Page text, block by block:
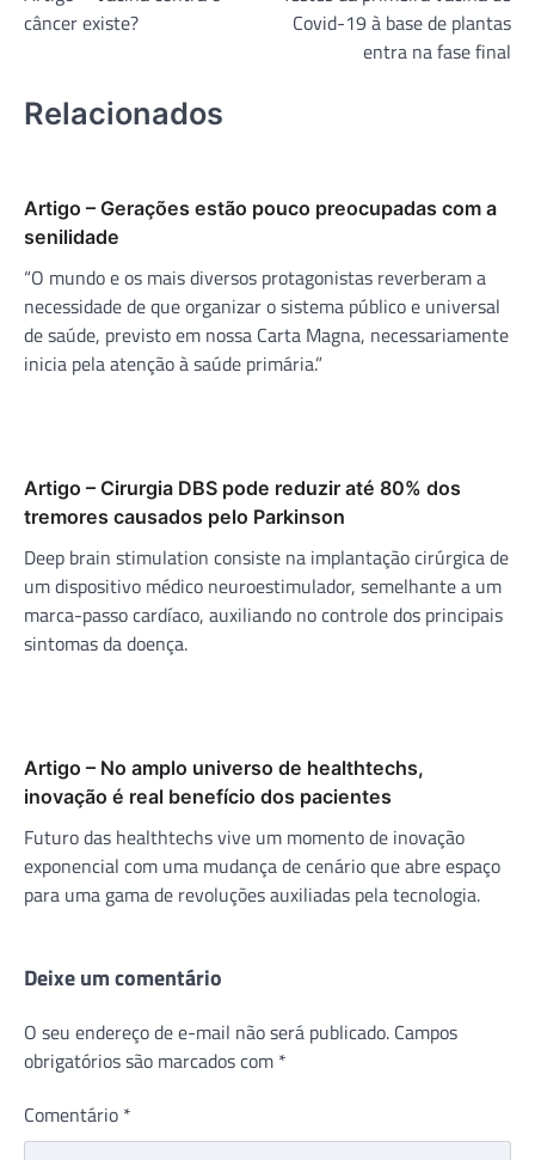
Post
câncer existe?
Covid-19 à base de plantas
entra na fase final
Relacionados
Artigo – Gerações estão pouco preocupadas com a
senilidade
“O mundo e os mais diversos protagonistas reverberam a
necessidade de que organizar o sistema público e universal
de saúde, previsto em nossa Carta Magna, necessariamente
inicia pela atenção à saúde primária.”
Artigo – Cirurgia DBS pode reduzir até 80% dos
tremores causados pelo Parkinson
Deep brain stimulation consiste na implantação cirúrgica de
um dispositivo médico neuroestimulador, semelhante a um
marca-passo cardíaco, auxiliando no controle dos principais
sintomas da doença.
Artigo – No amplo universo de healthtechs,
inovação é real benefício dos pacientes
Futuro das healthtechs vive um momento de inovação
exponencial com uma mudança de cenário que abre espaço
para uma gama de revoluções auxiliadas pela tecnologia.
Deixe um comentário
O seu endereço de e-mail não será publicado. Campos
obrigatórios são marcados com *
Comentário *